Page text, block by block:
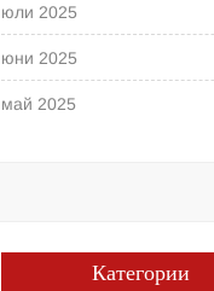
юли 2025
юни 2025
май 2025
Категории